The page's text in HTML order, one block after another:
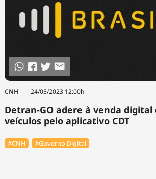
CNH 24/05/2023 12:00h
Detran-GO adere à venda digital
veículos pelo aplicativo CDT
#CNH #Governo Digital